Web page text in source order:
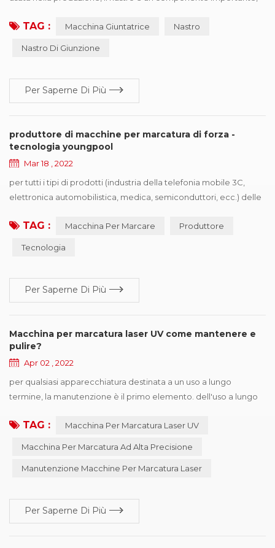
varie forme di danno, influenzerà il funzionamento efficiente
TAG : Macchina Giuntatrice Nastro
Nastro Di Giunzione
Per Saperne Di Più
produttore di macchine per marcatura di forza -
tecnologia youngpool
Mar 18 , 2022
per tutti i tipi di prodotti (industria della telefonia mobile 3C,
elettronica automobilistica, medica, semiconduttori, ecc.) delle
acquistare driver per dispositivi di identificazione, il primo punto
quello di migliorare la competitività dei prodotti, conquistare più
TAG : Macchina Per Marcare Produttore
Tecnologia
Per Saperne Di Più
Macchina per marcatura laser UV come mantenere e
pulire?
Apr 02 , 2022
per qualsiasi apparecchiatura destinata a un uso a lungo
termine, la manutenzione è il primo elemento. dell'uso a lungo
instabile, soggetta a guasti. pertanto, è necessario eseguire una
macchina. macchina per mar...
TAG : Macchina Per Marcatura Laser UV
Macchina Per Marcatura Ad Alta Precisione
Manutenzione Macchine Per Marcatura Laser
Per Saperne Di Più